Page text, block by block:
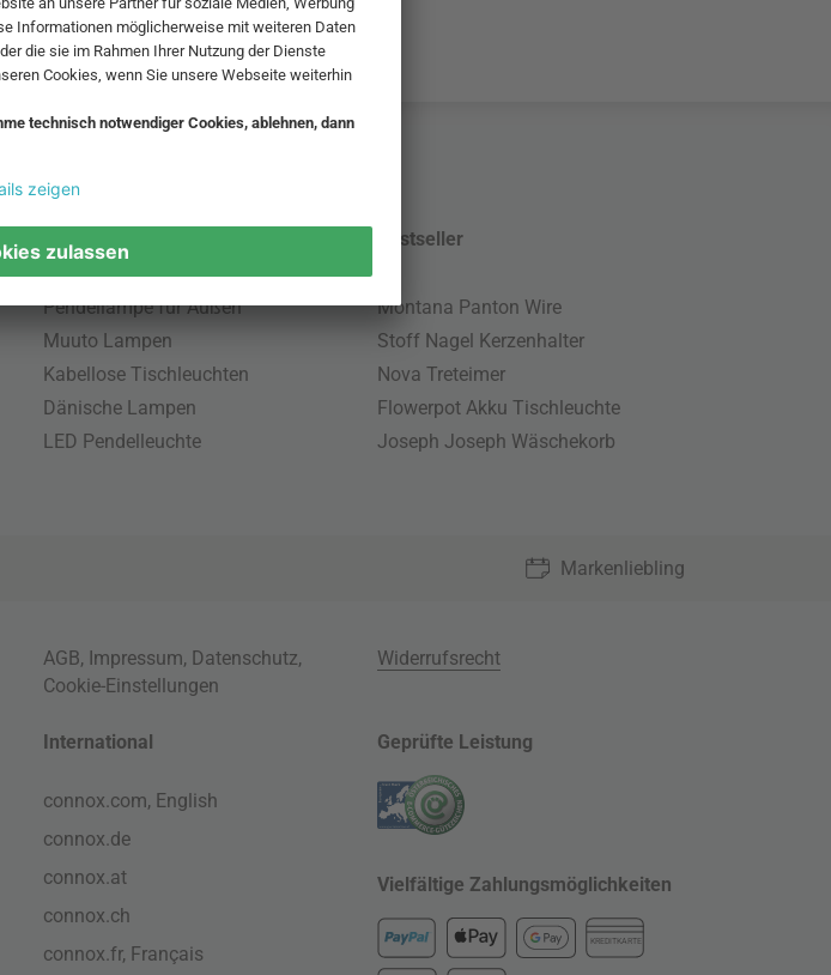
Beliebte Leuchten
Pendellampe für Außen
Muuto Lampen
Kabellose Tischleuchten
Dänische Lampen
LED Pendelleuchte
Bestseller
Montana Panton Wire
Stoff Nagel Kerzenhalter
Nova Treteimer
Flowerpot Akku Tischleuchte
Joseph Joseph Wäschekorb
Markenliebling
AGB, Impressum, Datenschutz,
Cookie-Einstellungen
Widerrufsrecht
International
connox.com, English
connox.de
connox.at
connox.ch
connox.fr, Français
Geprüfte Leistung
Vielfältige Zahlungsmöglichkeiten
KREDITKARTE